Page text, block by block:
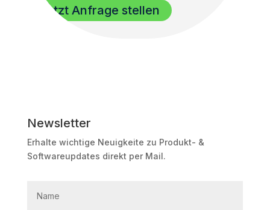
Jetzt Anfrage stellen
Newsletter
Erhalte wichtige Neuigkeite zu Produkt- &
Softwareupdates direkt per Mail.